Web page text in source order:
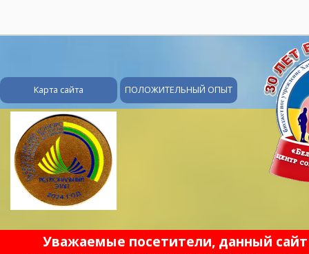
Карта сайта ПОЛОЖИТЕЛЬНЫЙ ОПЫТ
Уважаемые посетители, данный